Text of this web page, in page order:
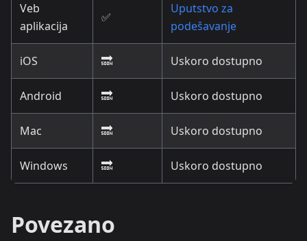
Veb
aplikacija
✅
Uputstvo za
podešavanje
iOS 🔜 Uskoro dostupno
Android 🔜 Uskoro dostupno
Mac 🔜 Uskoro dostupno
Windows 🔜 Uskoro dostupno
Povezano